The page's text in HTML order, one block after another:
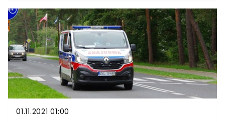
Czasem wystarczy chwila nieuwagi, by doszło do
tragedii.Codziennie na całym świecie wskutek
nieszczęśliwych wypadków umiera 2 270 dzieci.
Do większości z nich dochodzi w domu. Prawie
90% dzieci, które miały wypadek w domu,
wymagało pomocy lekarskiej. Według
specjalistów większości z tych wypadków można
było uniknąć.
01.11.2021 01:00